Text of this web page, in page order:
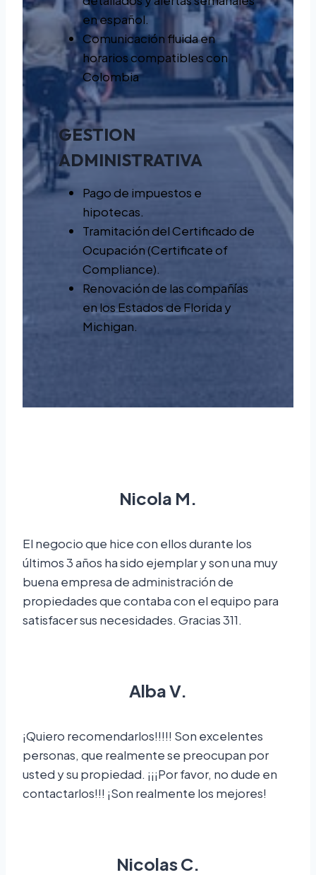
en español.
Comunicación fluida en
horarios compatibles con
Colombia
GESTION
ADMINISTRATIVA
Pago de impuestos e
hipotecas.
Tramitación del Certificado de
Ocupación (Certificate of
Compliance).
Renovación de las compañías
en los Estados de Florida y
Michigan.
Nicola M.
El negocio que hice con ellos durante los
últimos 3 años ha sido ejemplar y son una muy
buena empresa de administración de
propiedades que contaba con el equipo para
satisfacer sus necesidades. Gracias 311.
Alba V.
¡Quiero recomendarlos!!!!! Son excelentes
personas, que realmente se preocupan por
usted y su propiedad. ¡¡¡Por favor, no dude en
contactarlos!!! ¡Son realmente los mejores!
Nicolas C.